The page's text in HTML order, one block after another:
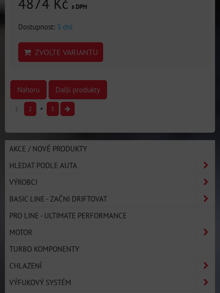
s DPH
Dostupnost: 3 dni
ZVOLTE VARIANTU
Nahoru Další produkty
1 2 5
AKCE / NOVÉ PRODUKTY
HLEDAT PODLE AUTA
VÝROBCI
BASIC LINE - ZAČNI DRIFTOVAT
PRO LINE - ULTIMATE PERFORMANCE
MOTOR
TURBO KOMPONENTY
CHLAZENÍ
VÝFUKOVÝ SYSTÉM